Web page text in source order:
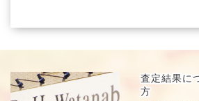
査定結果に
方